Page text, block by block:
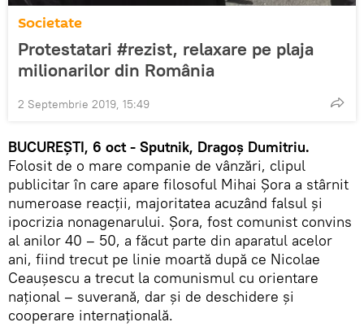
Societate
Protestatari #rezist, relaxare pe plaja
milionarilor din România
2 Septembrie 2019, 15:49
BUCUREȘTI, 6 oct - Sputnik, Dragoș Dumitriu.
Folosit de o mare companie de vânzări, clipul
publicitar în care apare filosoful Mihai Șora a stârnit
numeroase reacții, majoritatea acuzând falsul și
ipocrizia nonagenarului. Șora, fost comunist convins
al anilor 40 – 50, a făcut parte din aparatul acelor
ani, fiind trecut pe linie moartă după ce Nicolae
Ceaușescu a trecut la comunismul cu orientare
național – suverană, dar și de deschidere și
cooperare internațională.